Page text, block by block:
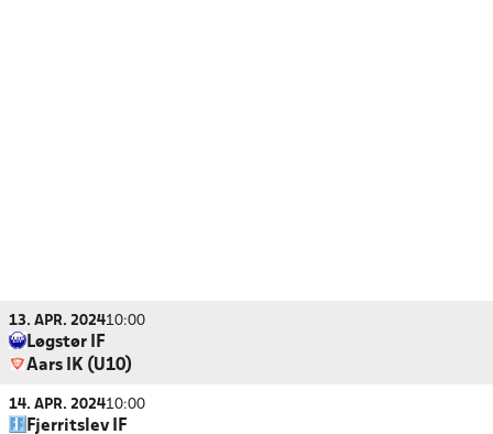
13. APR. 202410:00
Løgstør IF
Aars IK (U10)
14. APR. 202410:00
Fjerritslev IF